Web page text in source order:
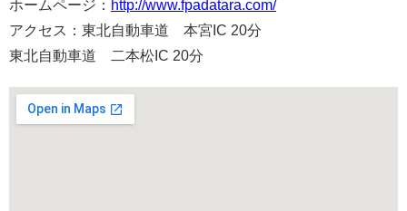
ホームページ： http://www.fpadatara.com/
アクセス：東北自動車道 本宮IC 20分
東北自動車道 二本松IC 20分